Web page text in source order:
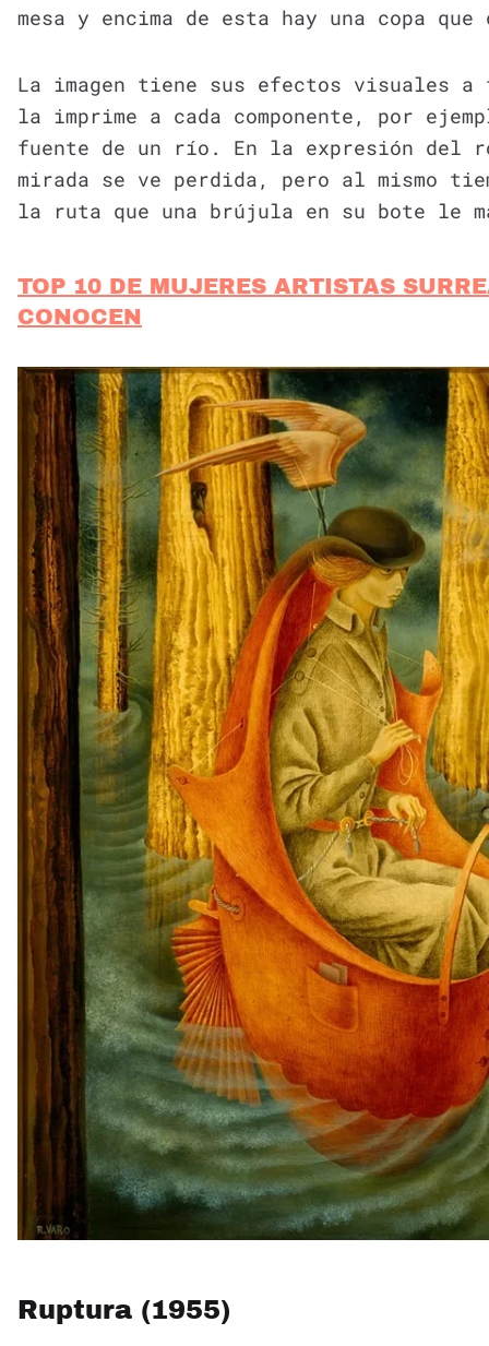
mesa y encima de esta hay una copa que
La imagen tiene sus efectos visuales a
la imprime a cada componente, por
fuente de un río. En la expresión del
mirada se ve perdida, pero al mismo
la ruta que una brújula en su bote le
TOP 10 DE MUJERES ARTISTAS
CONOCEN
Ruptura (1955)